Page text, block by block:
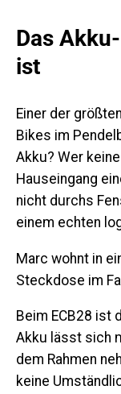
Das
ist
Einer der
Bikes im
Akku? Wer
Hauseingang
nicht durchs
einem echten
Marc wohnt in
Steckdose im
Beim ECB28 ist
Akku lässt sich
dem Rahmen
keine